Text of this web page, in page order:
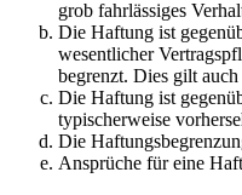
grob fahrlässiges
Die Haftung ist
wesentlicher
begrenzt. Dies gilt
Die Haftung ist
typischerweise
Die
Ansprüche für eine